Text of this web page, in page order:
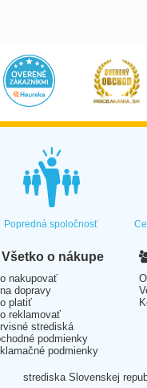
Popredná spoločnosť
Všetko o nákupe
nakupovať
dopravy
platiť
reklamovať
strediská
podmienky
podmienky
strediska Slovenskej